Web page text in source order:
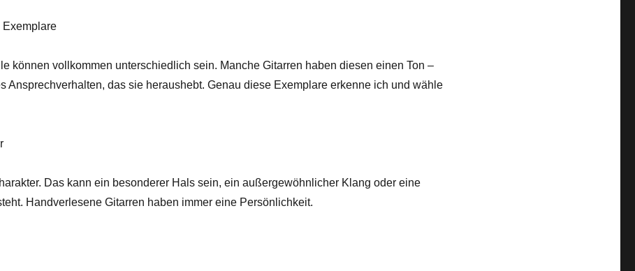
Exemplare
können vollkommen unterschiedlich sein. Manche Gitarren haben diesen einen Ton –
Ansprechverhalten, das sie heraushebt. Genau diese Exemplare erkenne ich und wähle
Das kann ein besonderer Hals sein, ein außergewöhnlicher Klang oder eine
Handverlesene Gitarren haben immer eine Persönlichkeit.